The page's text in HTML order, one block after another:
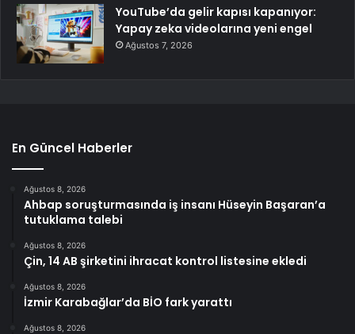
YouTube’da gelir kapısı kapanıyor:
Yapay zeka videolarına yeni engel
Ağustos 7, 2026
En Güncel Haberler
Ağustos 8, 2026
Ahbap soruşturmasında iş insanı Hüseyin Başaran’a
tutuklama talebi
Ağustos 8, 2026
Çin, 14 AB şirketini ihracat kontrol listesine ekledi
Ağustos 8, 2026
İzmir Karabağlar’da BİO fark yarattı
Ağustos 8, 2026